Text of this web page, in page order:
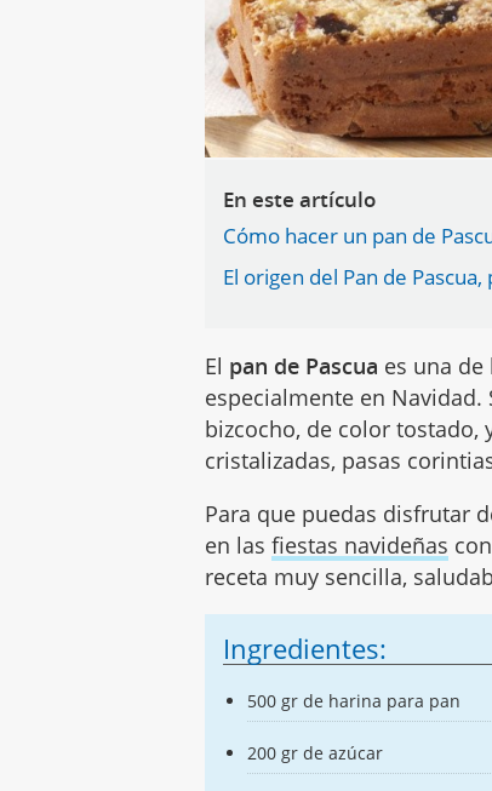
En este artículo
Cómo hacer un pan de
El origen del Pan de
El pan de Pascua es una de
especialmente en
bizcocho, de color tostado,
cristalizadas, pasas
Para que puedas disfrutar
en lasfiestas navideñas
receta muy sencilla,
Ingredientes:
500 gr de harina para pan
200 gr de azúcar